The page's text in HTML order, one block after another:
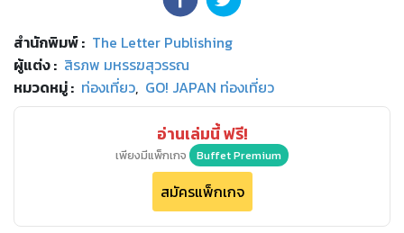
สำนักพิมพ์: The Letter Publishing
ผู้แต่ง : สิรภพ มหรรฆสุวรรณ
หมวดหมู่: ท่องเที่ยว, GO! JAPAN ท่องเที่ยว
อ่านเล่มนี้ ฟรี!
เพียงมีแพ็กเกจ Buffet Premium
สมัครแพ็กเกจ